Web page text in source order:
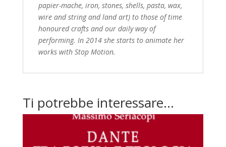
papier-mache, iron, stones, shells, pasta, wax,
wire and string and land art) to those of time
honoured crafts and our daily way of
performing. In 2014 she starts to animate her
works with Stop Motion.
Ti potrebbe interessare…